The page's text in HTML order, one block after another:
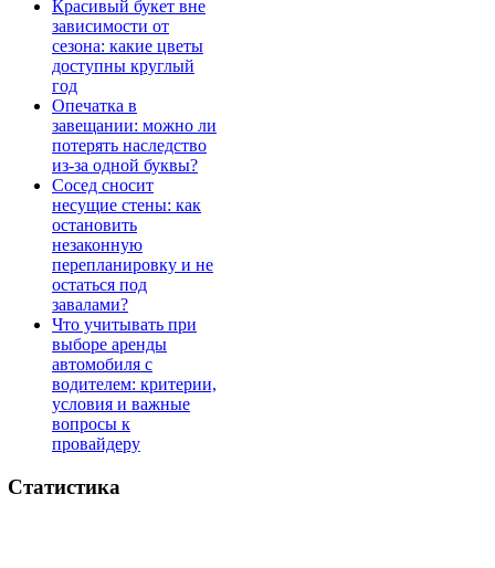
Красивый букет вне
зависимости от
сезона: какие цветы
доступны круглый
год
Опечатка в
завещании: можно ли
потерять наследство
из-за одной буквы?
Сосед сносит
несущие стены: как
остановить
незаконную
перепланировку и не
остаться под
завалами?
Что учитывать при
выборе аренды
автомобиля с
водителем: критерии,
условия и важные
вопросы к
провайдеру
Статистика